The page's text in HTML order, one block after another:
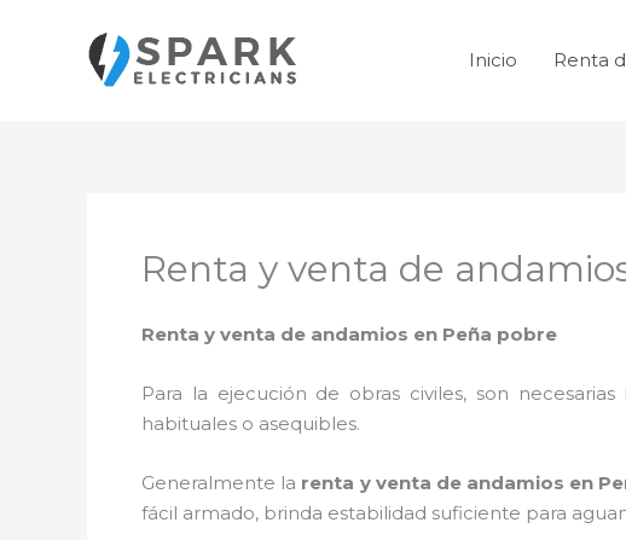
contenido
Inicio Renta
Renta y venta de
Renta y venta de andamios en Peña pobre
Para la ejecución de obras civiles, son
habituales o asequibles.
Generalmente la renta y venta de andamios en
fácil armado, brinda estabilidad suficiente para